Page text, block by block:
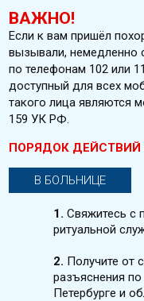
ВАЖНО!
Если к вам пришёл
вызывали, немедленно
по телефонам 102 или
доступный для всех
такого лица являются
159 УК РФ.
ПОРЯДОК ДЕЙСТВИЙ
В БОЛЬНИЦЕ
1. Свяжитесь с
ритуальной
2. Получите от
разъяснения
Петербурге и